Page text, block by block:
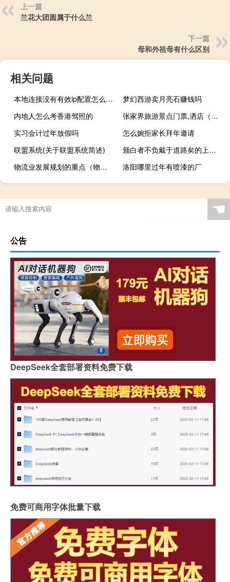
上一篇
兰花大团圆属于什么兰
下一篇
母和外祖母有什么区别
相关问题
本地连接没有有效ip配置怎么解决（本地连接）
梦幻西游卖月亮石赚钱吗
内地人怎么考香港驾照的
张家界旅游景点门票,洒店（张家界旅游景点门票）
实习会计过年放假吗
怎么婉拒家长拜年邀请
联盟系统(关于联盟系统简述)
颁白者不负戴于道路矣的上一句是什么
物流业发展规划的重点（物流业发展中长期规划-2014—2020年简介）
洛阳哪里过年有喷漆的厂
☚
公告
DeepSeek全套部署资料免费下载
免费可商用字体批量下载